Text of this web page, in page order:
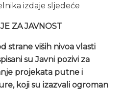
izdaje sljedeće
ZA JAVNOST
strane viših nivoa vlasti
su Javni pozivi za
projekata putne i
koji su izazvali ogroman